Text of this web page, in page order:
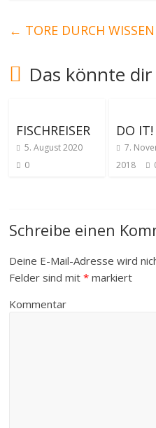
← TORE DURCH WISSEN
Das könnte
FISCHREISER
5. August 2020
0
DO IT!
7.
2018
Schreibe einen
Deine E-Mail-Adresse wird
Felder sind mit* markiert
Kommentar